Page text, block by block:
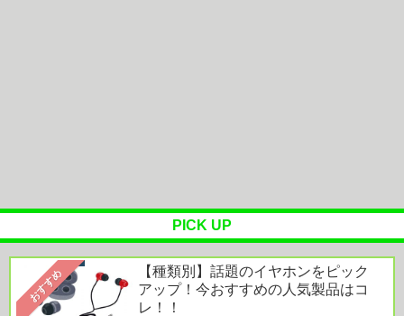
Powered by livedoor 相互RSS
PICK UP
おすすめ
【種類別】話題のイヤホンをピック
アップ！今おすすめの人気製品はコ
レ！！